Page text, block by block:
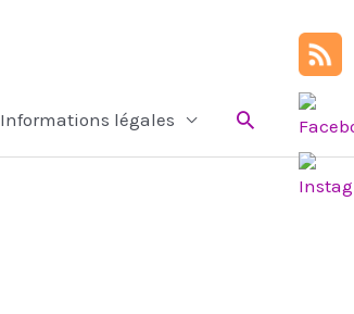
Informations légales Rechercher